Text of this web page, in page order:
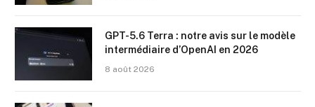
GPT-5.6 Terra : notre avis sur le modèle
intermédiaire d’OpenAI en 2026
8 août 2026